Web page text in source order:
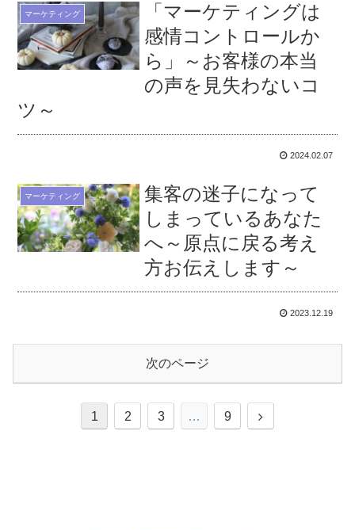
マーケティング
「マーケティングは
感情コントロールか
ら」～お客様の本当
の声を見失わないコ
ツ～
2024.02.07
マーケティング
集客の迷子になって
しまっているあなた
へ～原点に戻る考え
方お伝えします～
2023.12.19
次のページ
1 2 3 … 9
次